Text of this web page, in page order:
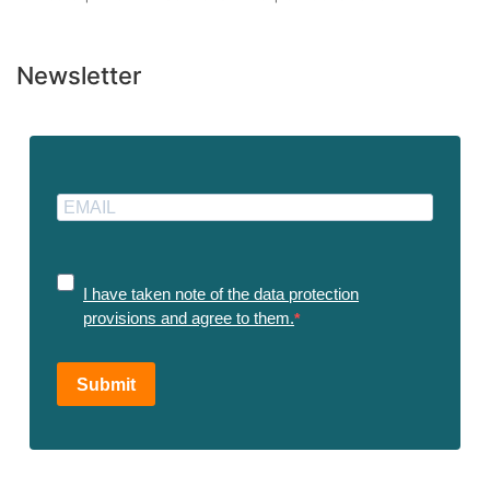
Newsletter
I have taken note of the data protection
provisions and agree to them.
Submit